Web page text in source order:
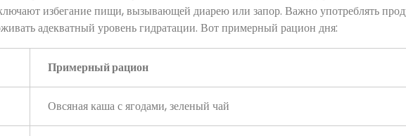
избегание пищи, вызывающей диарею или запор. Важно употреблять
адекватный уровень гидратации. Вот примерный рацион дня:
Примерный рацион
Овсяная каша с ягодами, зеленый чай